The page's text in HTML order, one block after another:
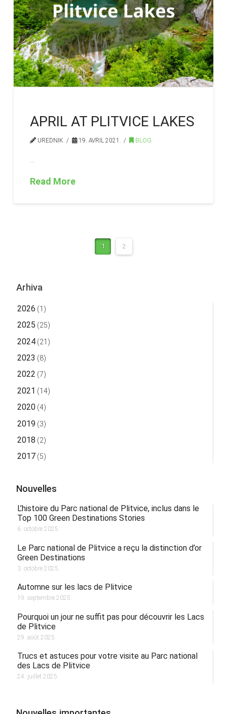
APRIL AT PLITVICE LAKES
UREDNIK 19. AVRIL 2021. BLOG
Read More
1 2
Arhiva
2026 (1)
2025 (25)
2024(21)
2023 (8)
2022 (7)
2021 (14)
2020(4)
2019 (3)
2018 (2)
2017(5)
Nouvelles
L’histoire du Parc national de Plitvice, inclus dans le
Top 100 Green Destinations Stories
6. octobre 2025.
Le Parc national de Plitvice a reçu la distinction d’or
Green Destinations
3. octobre 2025.
Automne sur les lacs de Plitvice
19. septembre 2025.
Pourquoi un jour ne suffit pas pour découvrir les Lacs
de Plitvice
29. août 2025.
Trucs et astuces pour votre visite au Parc national
des Lacs de Plitvice
24. juillet 2025.